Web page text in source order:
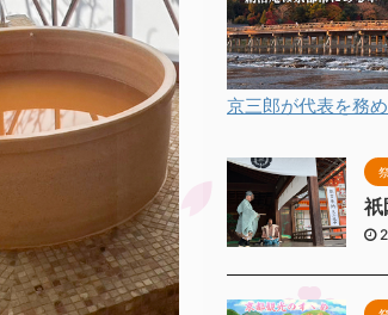
京三郎が代表を務
祇